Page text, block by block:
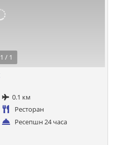
1 / 1
0.1 км
Ресторан
Ресепшн 24 часа